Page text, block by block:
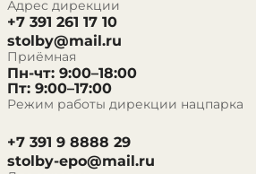
Адрес дирекции
+7 391 261 17 10
stolby@mail.ru
Приёмная
Пн-чт: 9:00–18:00
Пт: 9:00–17:00
Режим работы дирекции нацпарка
+7 391 9 8888 29
stolby-epo@mail.ru